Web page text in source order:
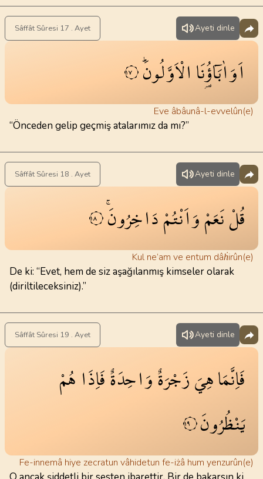
Sâffât Sûresi 17 . Ayet Ayeti dinle
اَوَاٰبَٓاؤُ۬نَاالْاَوَّلُونَۜ ١٧
Eve âbâunâ-l-evvelûn(e)
“Önceden gelip geçmiş atalarımız da mı?”
Sâffât Sûresi 18 . Ayet Ayeti dinle
قُلْنَعَمْوَاَنْتُمْدَاخِرُونَۚ ١٨
Kul ne’am ve entum dâḣirûn(e)
De ki: “Evet, hem de siz aşağılanmış kimseler olarak
(diriltileceksiniz).”
Sâffât Sûresi 19 . Ayet Ayeti dinle
فَاِنَّمَاهِيَزَجْرَةٌوَاحِدَةٌفَاِذَا هُمْ
يَنْظُرُونَ ١٩
Fe-innemâ hiye zecratun vâhidetun fe-iżâ hum yenzurûn(e)